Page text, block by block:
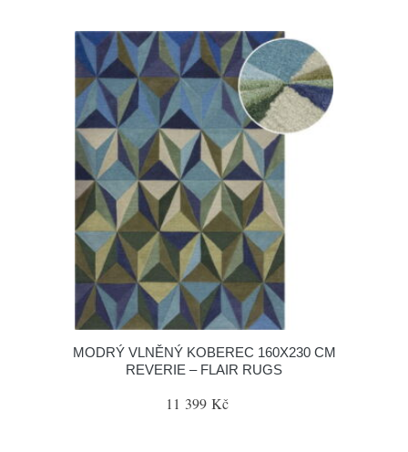
MODRÝ VLNĚNÝ KOBEREC 160X230 CM
REVERIE – FLAIR RUGS
11 399 Kč